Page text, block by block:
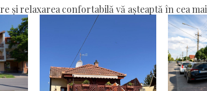
relaxarea confortabilă vă așteaptă în cea